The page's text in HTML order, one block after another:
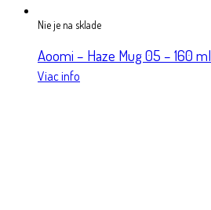
Nie je na sklade
Aoomi – Haze Mug 05 – 160 ml
Viac info